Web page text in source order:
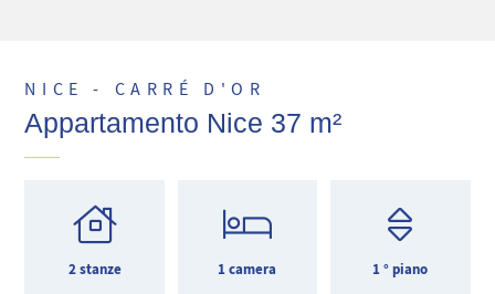
NICE - CARRÉ D'OR
Appartamento Nice 37 m²
2 stanze 1 camera 1 ° piano